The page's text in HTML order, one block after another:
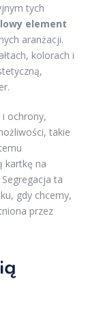
tych
element
aranżacji.
kolorach i
ochrony,
takie
kartkę na
ta
gdy chcemy,
przez